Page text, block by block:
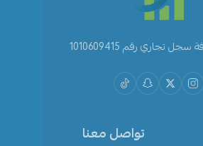
تجاري رقم 1010609415
تواصل معنا